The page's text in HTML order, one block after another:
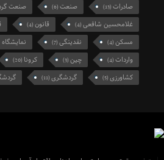
صادرات(13) صنعت(6) صنعت
غلامحسین شافعی(4) قانون(4)
مسکن(4) نقدینگی(7)
واردات(4) چین(3) کرونا (20)
کشاورزی(5) گردشگری(11)